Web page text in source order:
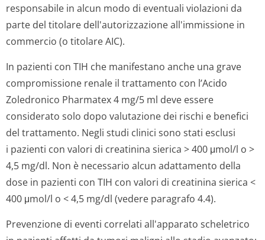
responsabile in alcun modo di eventuali violazioni da
parte del titolare dell'autorizzazione all'immissione in
commercio (o titolare AIC).
In pazienti con TIH che manifestano anche una grave
compromissione renale il trattamento con l’Acido
Zoledronico Pharmatex 4 mg/5 ml deve essere
considerato solo dopo valutazione dei rischi e benefici
del trattamento. Negli studi clinici sono stati esclusi
i pazienti con valori di creatinina sierica > 400 μmol/l o >
4,5 mg/dl. Non è necessario alcun adattamento della
dose in pazienti con TIH con valori di creatinina sierica <
400 μmol/l o < 4,5 mg/dl (vedere paragrafo 4.4).
Prevenzione di eventi correlati all'apparato scheletrico